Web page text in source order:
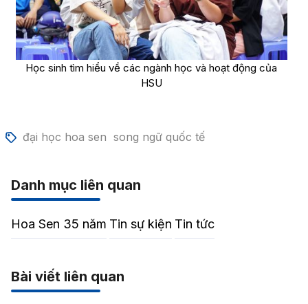
Học sinh tìm hiểu về các ngành học và hoạt động của
HSU
đại học hoa sen song ngữ quốc tế
Danh mục liên quan
Hoa Sen 35 năm Tin sự kiện Tin tức
Bài viết liên quan